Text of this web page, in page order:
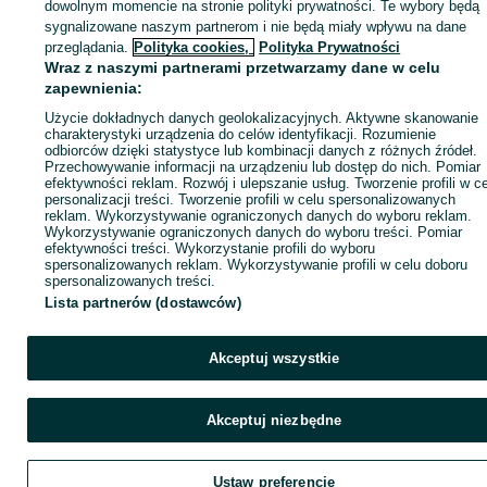
ID:1061545823 Wyświetlenia:
Zadzwoń / SMS
dowolnym momencie na stronie polityki prywatności. Te wybory będą
sygnalizowane naszym partnerom i nie będą miały wpływu na dane
przeglądania. Polityka cookies, Polityka Prywatności
Wraz z naszymi partnerami przetwarzamy dane w celu
zapewnienia:
Użycie dokładnych danych geolokalizacyjnych. Aktywne skanowanie
charakterystyki urządzenia do celów identyfikacji. Rozumienie
odbiorców dzięki statystyce lub kombinacji danych z różnych źródeł.
Przechowywanie informacji na urządzeniu lub dostęp do nich. Pomiar
efektywności reklam. Rozwój i ulepszanie usług. Tworzenie profili w
personalizacji treści. Tworzenie profili w celu spersonalizowanych
reklam. Wykorzystywanie ograniczonych danych do wyboru reklam.
Wykorzystywanie ograniczonych danych do wyboru treści. Pomiar
efektywności treści. Wykorzystanie profili do wyboru
spersonalizowanych reklam. Wykorzystywanie profili w celu doboru
spersonalizowanych treści.
Lista partnerów (dostawców)
Akceptuj wszystkie
Akceptuj niezbędne
Ustaw preferencje